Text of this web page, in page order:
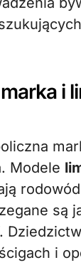
i
Modele
są
i